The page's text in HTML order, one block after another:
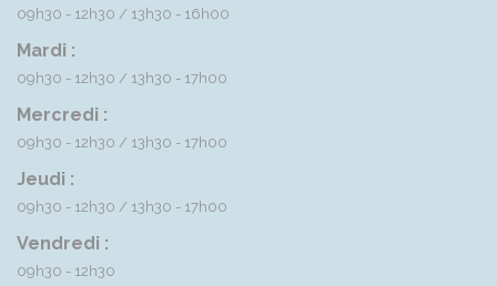
09h30 - 12h30 13h30 - 16h00
Mardi :
09h30 - 12h30 13h30 - 17h00
Mercredi :
09h30 - 12h30 13h30 - 17h00
Jeudi :
09h30 - 12h30 13h30 - 17h00
Vendredi :
09h30 - 12h30